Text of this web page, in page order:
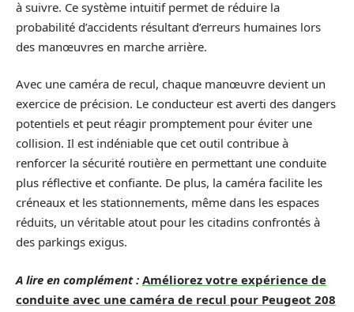
à suivre. Ce système intuitif permet de réduire la
probabilité d’accidents résultant d’erreurs humaines lors
des manœuvres en marche arrière.
Avec une caméra de recul, chaque manœuvre devient un
exercice de précision. Le conducteur est averti des dangers
potentiels et peut réagir promptement pour éviter une
collision. Il est indéniable que cet outil contribue à
renforcer la sécurité routière en permettant une conduite
plus réflective et confiante. De plus, la caméra facilite les
créneaux et les stationnements, même dans les espaces
réduits, un véritable atout pour les citadins confrontés à
des parkings exigus.
A lire en complément : Améliorez votre expérience de
conduite avec une caméra de recul pour Peugeot 208